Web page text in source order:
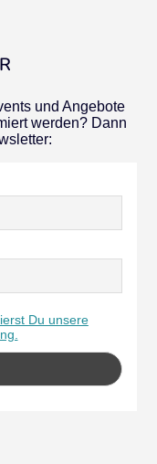
und Angebote
werden? Dann
Du unsere